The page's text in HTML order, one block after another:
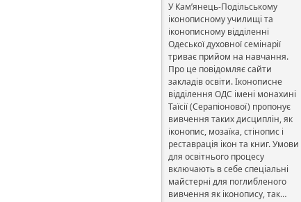
У Кам’янець-Подільському
іконописному училищі та
іконописному відділенні
Одеської духовної семінарії
триває прийом на навчання.
Про це повідомляє сайти
закладів освіти. Іконописне
відділення ОДС імені монахині
Таїсії (Серапіонової) пропонує
вивчення таких дисциплін, як
іконопис, мозаїка, стінопис і
реставрація ікон та книг. Умови
для освітнього процесу
включають в себе спеціальні
майстерні для поглибленого
вивчення як іконопису, так…